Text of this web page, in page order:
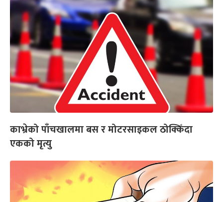
काभ्रेको पाँचखालमा बस र मोटरसाइकल ठोक्किँदा
एकको मृत्यु